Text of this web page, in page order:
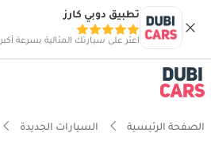
تطبيق دوبي كارز
اعثر على سيارتك المثالية بسرعة أكبر
الصفحة الرئيسية السيارات الجديدة